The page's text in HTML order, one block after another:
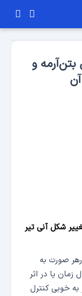
و
شکل آنی تیر
صورت به
زمان یا در اثر
به خوبی کنترل